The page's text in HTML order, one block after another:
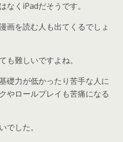
なくiPadだそうです。
画を読む人も出てくるでしょ
も難しいですよね。
礎力が低かったり苦手な人に
やロールプレイも苦痛になる
でした。